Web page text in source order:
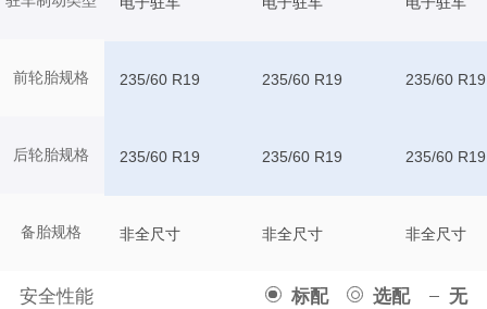
前轮胎规格
后轮胎规格
备胎规格
安全性能 标配 选配 无
235/60 R19 235/60 R19 235/60 R19
235/60 R19 235/60 R19 235/60 R19
非全尺寸 非全尺寸 非全尺寸